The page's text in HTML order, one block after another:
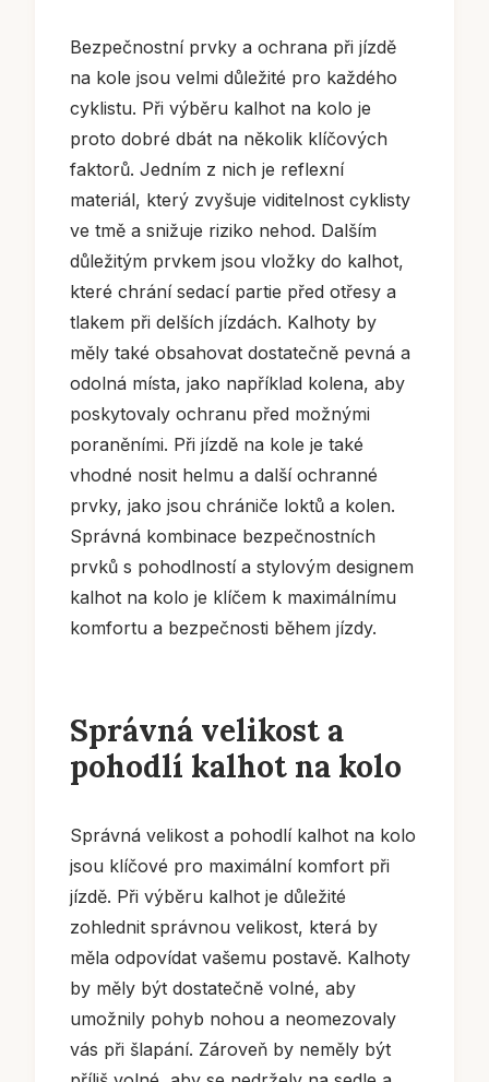
Bezpečnostní prvky a ochrana při jízdě
na kole jsou velmi důležité pro každého
cyklistu. Při výběru kalhot na kolo je
proto dobré dbát na několik klíčových
faktorů. Jedním z nich je reflexní
materiál, který zvyšuje viditelnost cyklisty
ve tmě a snižuje riziko nehod. Dalším
důležitým prvkem jsou vložky do kalhot,
které chrání sedací partie před otřesy a
tlakem při delších jízdách. Kalhoty by
měly také obsahovat dostatečně pevná a
odolná místa, jako například kolena, aby
poskytovaly ochranu před možnými
poraněními. Při jízdě na kole je také
vhodné nosit helmu a další ochranné
prvky, jako jsou chrániče loktů a kolen.
Správná kombinace bezpečnostních
prvků s pohodlností a stylovým designem
kalhot na kolo je klíčem k maximálnímu
komfortu a bezpečnosti během jízdy.
Správná velikost a
pohodlí kalhot na kolo
Správná velikost a pohodlí kalhot na kolo
jsou klíčové pro maximální komfort při
jízdě. Při výběru kalhot je důležité
zohlednit správnou velikost, která by
měla odpovídat vašemu postavě. Kalhoty
by měly být dostatečně volné, aby
umožnily pohyb nohou a neomezovaly
vás při šlapání. Zároveň by neměly být